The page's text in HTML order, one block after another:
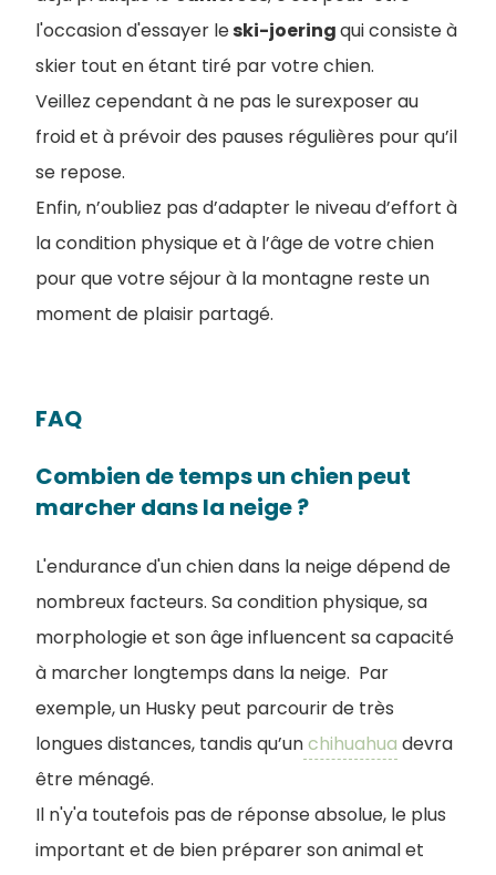
l'occasion d'essayer leski-joeringqui consiste à
skier tout en étant tiré par votre chien.
Veillez cependant à ne pas le surexposer au
froid et à prévoir des pauses régulières pour qu’il
se repose.
Enfin, n’oubliez pas d’adapter le niveau d’effort à
la condition physique et à l’âge de votre chien
pour que votre séjour à la montagne reste un
moment de plaisir partagé.
FAQ
Combien de temps un chien peut
marcher dans la neige ?
L'endurance d'un chien dans la neige dépend de
nombreux facteurs. Sa condition physique, sa
morphologie et son âge influencent sa capacité
à marcher longtemps dans la neige. Par
exemple, un Husky peut parcourir de très
longues distances, tandis qu’unchihuahua devra
être ménagé.
Il n'y'a toutefois pas de réponse absolue, le plus
important et de bien préparer son animal et